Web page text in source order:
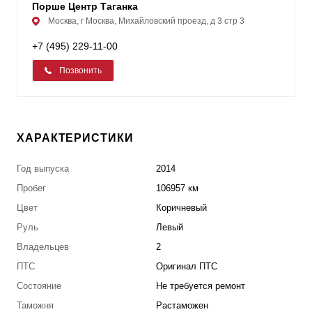
Порше Центр Таганка
Москва, г Москва, Михайловский проезд, д 3 стр 3
+7 (495) 229-11-00
Позвонить
ХАРАКТЕРИСТИКИ
Год выпуска
2014
Пробег
106957 км
Цвет
Коричневый
Руль
Левый
Владельцев
2
ПТС
Оригинал ПТС
Состояние
Не требуется ремонт
Таможня
Растаможен